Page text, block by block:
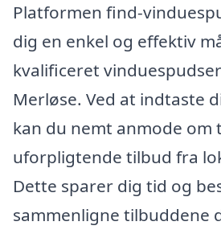
Platformen find-
dig en enkel og effektiv
kvalificeret
Merløse. Ved at indtaste
kan du nemt anmode om
uforpligtende tilbud fra
Dette sparer dig tid og
sammenligne tilbuddene